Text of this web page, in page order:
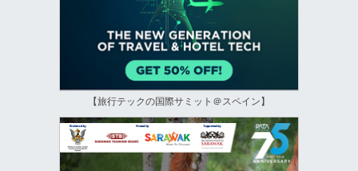
【旅行テックの国際サミット＠スペイン】